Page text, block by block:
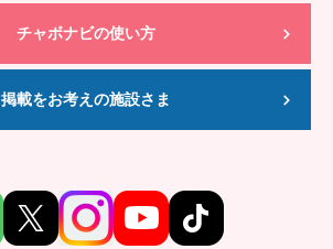
チャボナビの使い方
掲載をお考えの施設さま